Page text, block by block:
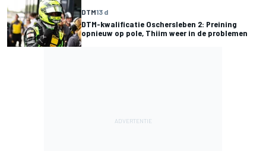
DTM13 d
DTM-kwalificatie Oschersleben 2: Preining
opnieuw op pole, Thiim weer in de problemen